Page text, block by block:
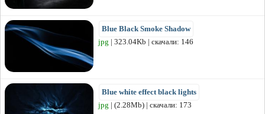
Blue Black Smoke Shadow
jpg | 323.04Kb | скачали: 146
Blue white effect black lights
jpg | (2.28Mb) | скачали: 173